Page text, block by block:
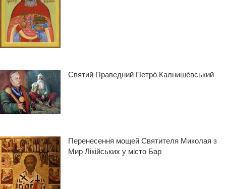
Святий Праведний Петро́ Калнише́вський
Перенесення мощей Святителя Миколая з
Мир Лікійських у місто Бар